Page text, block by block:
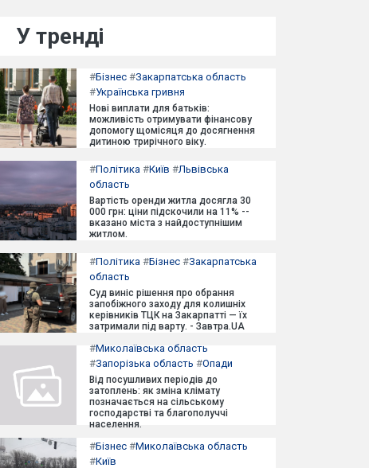
У тренді
#Бізнес #Закарпатська область
#Українська гривня
Нові виплати для батьків:
можливість отримувати фінансову
допомогу щомісяця до досягнення
дитиною трирічного віку.
#Політика #Київ #Львівська
область
Вартість оренди житла досягла 30
000 грн: ціни підскочили на 11% --
вказано міста з найдоступнішим
житлом.
#Політика #Бізнес #Закарпатська
область
Суд виніс рішення про обрання
запобіжного заходу для колишніх
керівників ТЦК на Закарпатті — їх
затримали під варту. - Завтра.UA
#Миколаївська область
#Запорізька область #Опади
Від посушливих періодів до
затоплень: як зміна клімату
позначається на сільському
господарстві та благополуччі
населення.
#Бізнес #Миколаївська область
#Київ